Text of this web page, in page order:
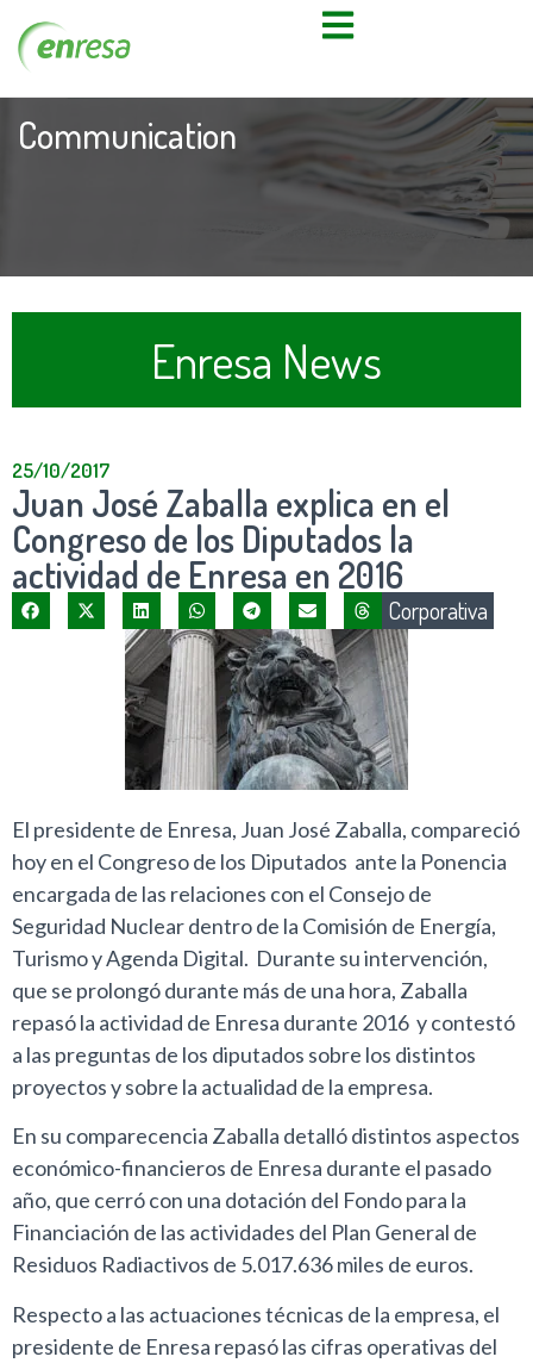
Communication
Enresa News
25/10/2017
Juan José Zaballa explica en el
Congreso de los Diputados la
actividad de Enresa en 2016
Corporativa
El presidente de Enresa, Juan José Zaballa, compareció
hoy en el Congreso de los Diputados ante la Ponencia
encargada de las relaciones con el Consejo de
Seguridad Nuclear dentro de la Comisión de Energía,
Turismo y Agenda Digital. Durante su intervención,
que se prolongó durante más de una hora, Zaballa
repasó la actividad de Enresa durante 2016 y contestó
a las preguntas de los diputados sobre los distintos
proyectos y sobre la actualidad de la empresa.
En su comparecencia Zaballa detalló distintos aspectos
económico-financieros de Enresa durante el pasado
año, que cerró con una dotación del Fondo para la
Financiación de las actividades del Plan General de
Residuos Radiactivos de 5.017.636 miles de euros.
Respecto a las actuaciones técnicas de la empresa, el
presidente de Enresa repasó las cifras operativas del